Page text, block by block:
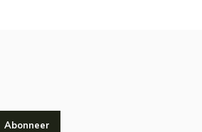
Abonneer